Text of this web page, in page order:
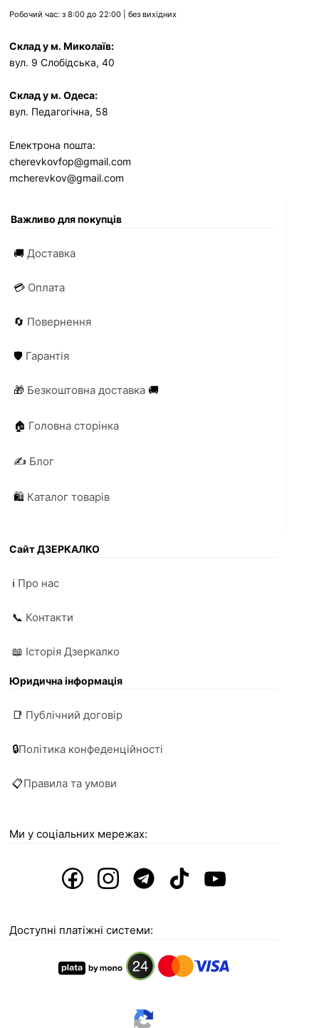
Робочий час: з 8:00 до 22:00 | без вихідних
Склад у м. Миколаїв:
вул. 9 Слобідська, 40
Склад у м. Одеса:
вул. Педагогічна, 58
Електрона пошта:
cherevkovfop@gmail.com
mcherevkov@gmail.com
Важливо для покупців
🚚Доставка
💳 Оплата
🔄 Повернення
🛡️ Гарантія
🎁 Безкоштовна доставка 🚚
🏠 Головна сторінка
✍️ Блог
🛍️ Каталог товарів
Сайт ДЗЕРКАЛКО
ℹ️ Про нас
📞 Контакти
📖 Історія Дзеркалко
Юридична інформація
📑 Публічний договір
🔒Політика конфеденційності
📋Правила та умови
Ми у соціальних мережах:
Доступні платіжні системи: